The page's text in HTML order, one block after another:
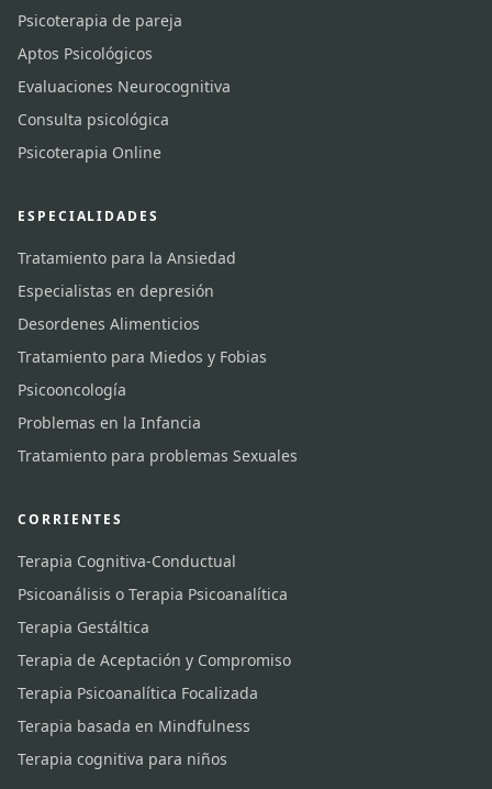
Psicoterapia de pareja
Aptos Psicológicos
Evaluaciones Neurocognitiva
Consulta psicológica
Psicoterapia Online
ESPECIALIDADES
Tratamiento para la Ansiedad
Especialistas en depresión
Desordenes Alimenticios
Tratamiento para Miedos y Fobias
Psicooncología
Problemas en la Infancia
Tratamiento para problemas Sexuales
CORRIENTES
Terapia Cognitiva-Conductual
Psicoanálisis o Terapia Psicoanalítica
Terapia Gestáltica
Terapia de Aceptación y Compromiso
Terapia Psicoanalítica Focalizada
Terapia basada en Mindfulness
Terapia cognitiva para niños